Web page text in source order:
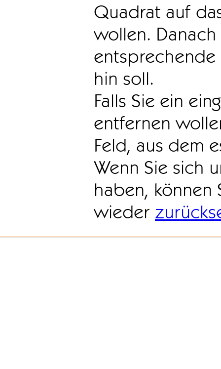
Quadrat auf
wollen.
hin soll.
Falls Sie ein
entfernen
Feld, aus dem
Wenn Sie sich
haben, können
wieder